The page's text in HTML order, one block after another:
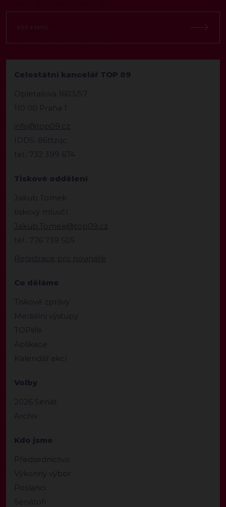
Celostátní kancelář TOP 09
Opletalova 1603/57
110 00 Praha 1
info@top09.cz
IDDS: 86ttzqc
tel.: 732 399 674
Tiskové oddělení
Jakub Tomek
tiskový mluvčí
Jakub.Tomek@top09.cz
tel.: 776 739 505
Registrace pro novináře
Co děláme
Tiskové zprávy
Mediální výstupy
TOPlife
Aplikace
Kalendář akcí
Volby
2026 Senát
Archiv
Kdo jsme
Předsednictvo
Výkonný výbor
Poslanci
Senátoři